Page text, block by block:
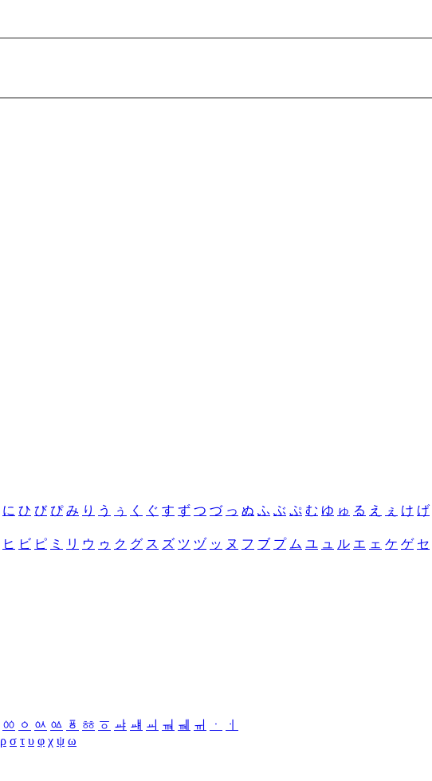
に ひ び ぴ み り う ぅ く ぐ す ず つ づ っ ぬ ふ ぶ ぷ む ゆ ゅ る え ぇ け げ
ヒ ビ ピ ミ リ ウ ゥ ク グ ス ズ ツ ヅ ッ ヌ フ ブ プ ム ユ ュ ル エ ェ ケ ゲ セ
ㆀ ㆁ ㆂ ㆃ ㆄ ㆅ ㆆ ㆇ ㆈ ㆉ ㆊ ㆋ ㆌ ㆍ
ㆎ
ρ σ τ υ φ χ ψ ω